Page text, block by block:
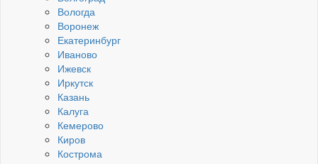
Вологда
Воронеж
Екатеринбург
Иваново
Ижевск
Иркутск
Казань
Калуга
Кемерово
Киров
Кострома